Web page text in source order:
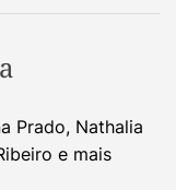
Prado, Nathalia
e mais